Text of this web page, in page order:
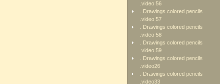
.video 56
. Drawings colored pencils
.video 57
. Drawings colored pencils
.video 58
. Drawings colored pencils
.video 59
. Drawings colored pencils
.video26
. Drawings colored pencils
.video33